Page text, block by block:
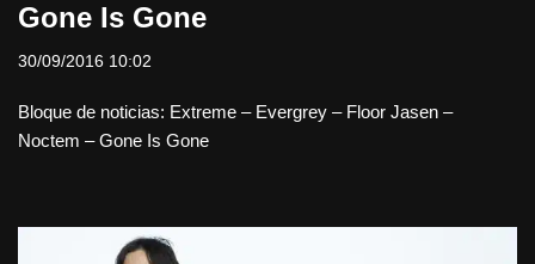
Gone Is Gone
30/09/2016 10:02
Bloque de noticias: Extreme – Evergrey – Floor Jasen –
Noctem – Gone Is Gone